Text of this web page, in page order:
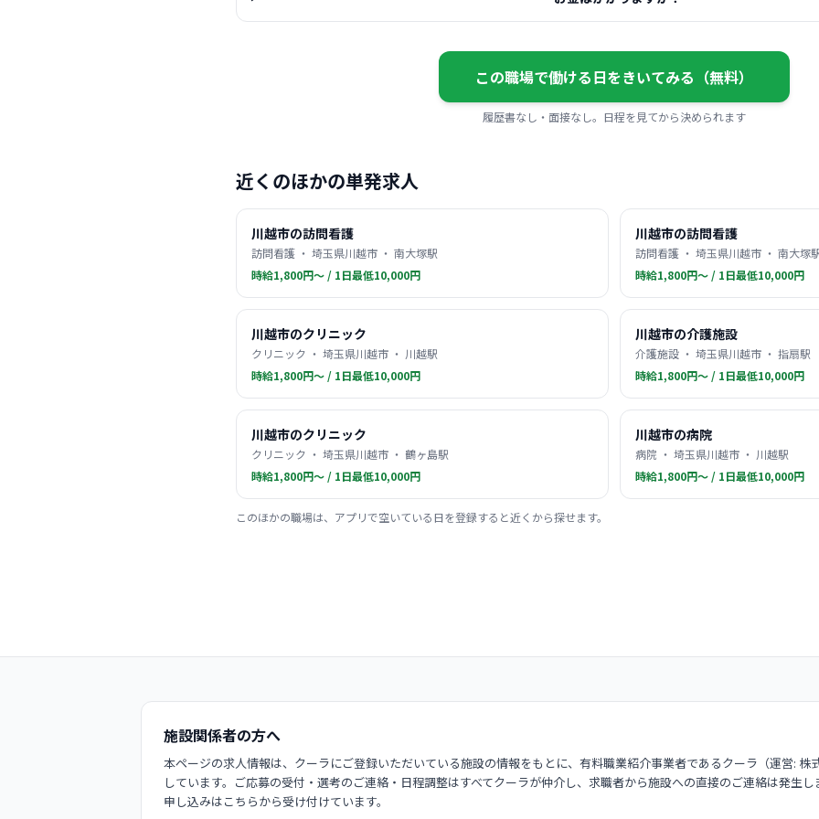
この職場で働ける日をきいてみる（無料）
履歴書なし・面接なし。日程を見てから決められます
近くのほかの単発求人
川越市の訪問看護
訪問看護 ・ 埼玉県川越市 ・ 南大塚駅
時給1,800円〜 / 1日最低10,000円
川越市の訪問看護
訪問看護 ・ 埼玉県川越市 ・ 南大塚
時給1,800円〜 / 1日最低10,000円
川越市のクリニック
クリニック ・ 埼玉県川越市 ・ 川越駅
時給1,800円〜 / 1日最低10,000円
川越市の介護施設
介護施設 ・ 埼玉県川越市 ・ 指扇駅
時給1,800円〜 / 1日最低10,000円
川越市のクリニック
クリニック ・ 埼玉県川越市 ・ 鶴ヶ島駅
時給1,800円〜 / 1日最低10,000円
川越市の病院
病院 ・ 埼玉県川越市 ・ 川越駅
時給1,800円〜 / 1日最低10,000円
このほかの職場は、アプリで空いている日を登録すると近くから探せます。
施設関係者の方へ
本ページの求人情報は、クーラにご登録いただいている施設の情報をもとに、有料職業紹介事業者であるクーラ（運営:
しています。ご応募の受付・選考のご連絡・日程調整はすべてクーラが仲介し、求職者から施設への直接のご連絡は発生
申し込みはこちらから受け付けています。